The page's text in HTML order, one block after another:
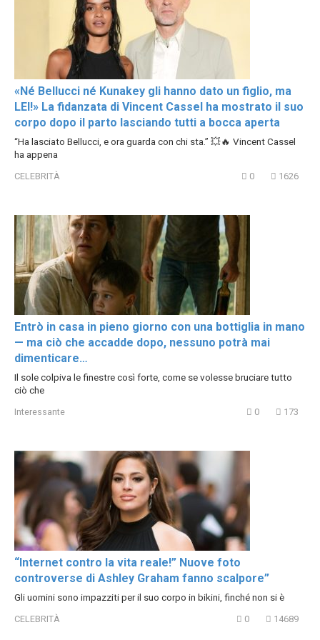
«Né Bellucci né Kunakey gli hanno dato un figlio, ma
LEI!» La fidanzata di Vincent Cassel ha mostrato il suo
corpo dopo il parto lasciando tutti a bocca aperta
“Ha lasciato Bellucci, e ora guarda con chi sta.” 💥🔥 Vincent Cassel
ha appena
CELEBRITÀ 0 1626
Entrò in casa in pieno giorno con una bottiglia in mano
— ma ciò che accadde dopo, nessuno potrà mai
dimenticare…
Il sole colpiva le finestre così forte, come se volesse bruciare tutto
ciò che
Interessante 0 173
“Internet contro la vita reale!” Nuove foto
controverse di Ashley Graham fanno scalpore”
Gli uomini sono impazziti per il suo corpo in bikini, finché non si è
CELEBRITÀ 0 14689